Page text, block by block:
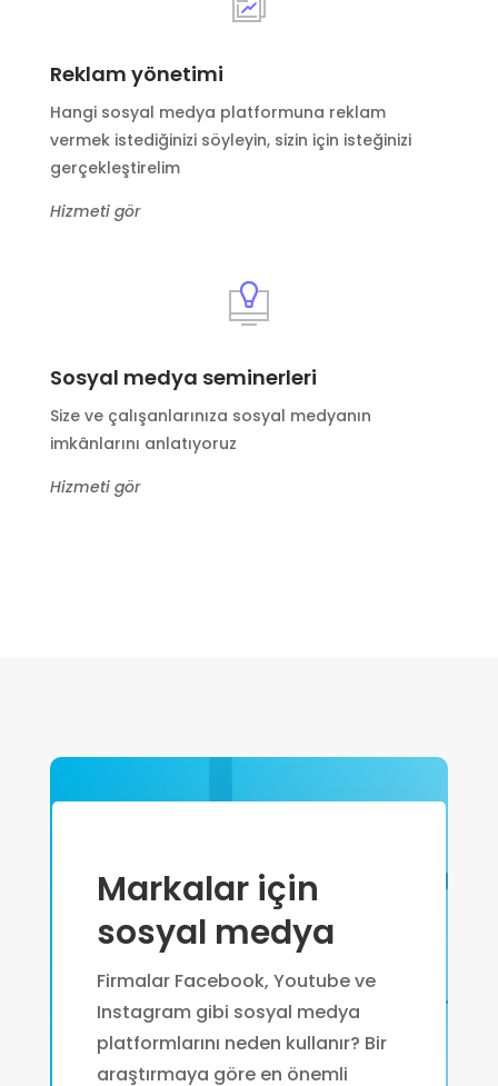
Reklam yönetimi
Hangi sosyal medya platformuna reklam
vermek istediğinizi söyleyin, sizin için isteğinizi
gerçekleştirelim
Hizmeti gör
Sosyal medya seminerleri
Size ve çalışanlarınıza sosyal medyanın
imkânlarını anlatıyoruz
Hizmeti gör
Markalar için
sosyal medya
Firmalar Facebook, Youtube ve
Instagram gibi sosyal medya
platformlarını neden kullanır? Bir
araştırmaya göre en önemli